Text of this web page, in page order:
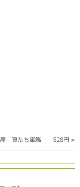
産 真たち軍艦 528円 »